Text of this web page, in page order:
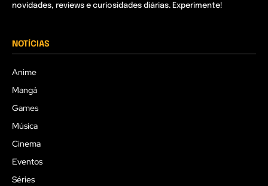
novidades, reviews e curiosidades diárias. Experimente!
NOTÍCIAS
Anime
Mangá
Games
Música
Cinema
Eventos
Séries